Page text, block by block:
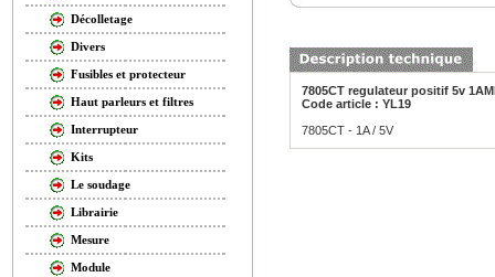
Décolletage
Divers
Fusibles et protecteur
Haut parleurs et filtres
Interrupteur
Kits
Le soudage
Librairie
Mesure
Module
7805CT regulateur positif 5v
Code article : YL19
7805CT - 1A / 5V